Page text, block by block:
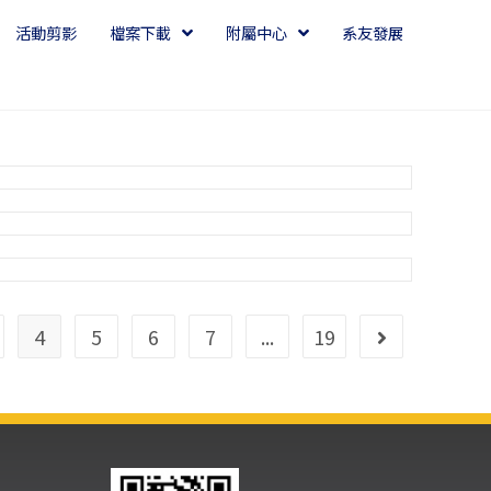
活動剪影 檔案下載 附屬中心 系友發展
4 5 6 7 ... 19